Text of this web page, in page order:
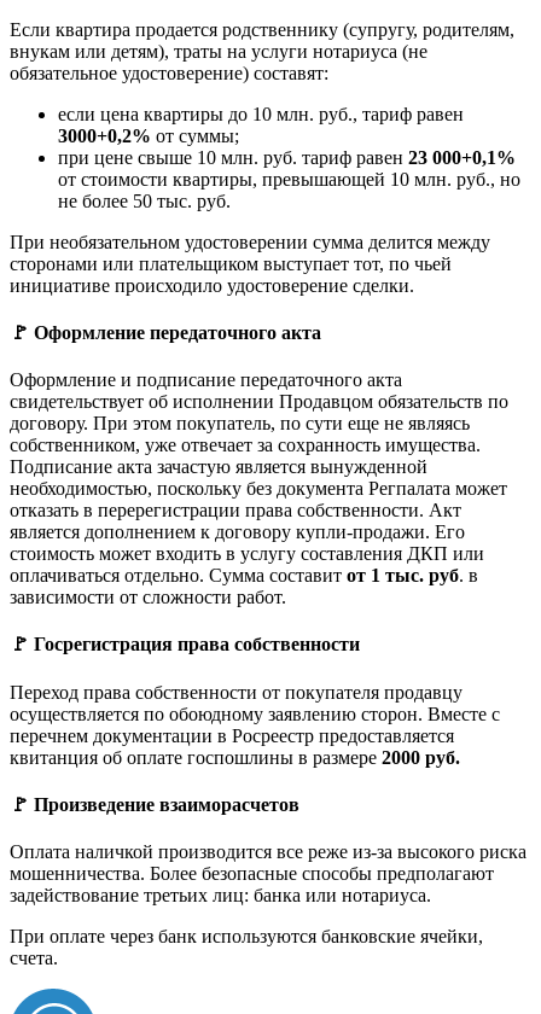
Если квартира продается родственнику (супругу, родителям,
внукам или детям), траты на услуги нотариуса (не
обязательное удостоверение) составят:
если цена квартиры до 10 млн. руб., тариф равен
3000+0,2% от суммы;
при цене свыше 10 млн. руб. тариф равен 23 000+0,1%
от стоимости квартиры, превышающей 10 млн. руб., но
не более 50 тыс. руб.
При необязательном удостоверении сумма делится между
сторонами или плательщиком выступает тот, по чьей
инициативе происходило удостоверение сделки.
🚩 Оформление передаточного акта
Оформление и подписание передаточного акта
свидетельствует об исполнении Продавцом обязательств по
договору. При этом покупатель, по сути еще не являясь
собственником, уже отвечает за сохранность имущества.
Подписание акта зачастую является вынужденной
необходимостью, поскольку без документа Регпалата может
отказать в перерегистрации права собственности. Акт
является дополнением к договору купли-продажи. Его
стоимость может входить в услугу составления ДКП или
оплачиваться отдельно. Сумма составит от 1 тыс. руб. в
зависимости от сложности работ.
🚩 Госрегистрация права собственности
Переход права собственности от покупателя продавцу
осуществляется по обоюдному заявлению сторон. Вместе с
перечнем документации в Росреестр предоставляется
квитанция об оплате госпошлины в размере 2000 руб.
🚩 Произведение взаиморасчетов
Оплата наличкой производится все реже из-за высокого риска
мошенничества. Более безопасные способы предполагают
задействование третьих лиц: банка или нотариуса.
При оплате через банк используются банковские ячейки,
счета.